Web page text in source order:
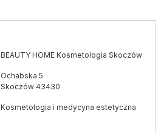
BEAUTY HOME Kosmetologia Skoczów
Ochabska 5
Skoczów 43430
Kosmetologia i medycyna estetyczna